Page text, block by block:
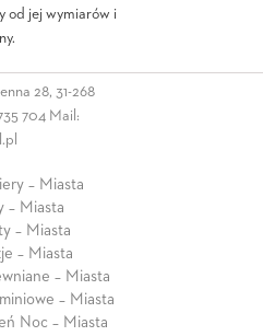
od jej wymiarów i
28, 31-268
704 Mail:
– Miasta
– Miasta
– Miasta
– Miasta
– Miasta
– Miasta
Noc – Miasta